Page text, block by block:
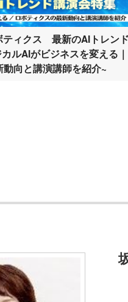
ティクス 最新のAIトレン
ルAIがビジネスを変える｜
向と講演講師を紹介~